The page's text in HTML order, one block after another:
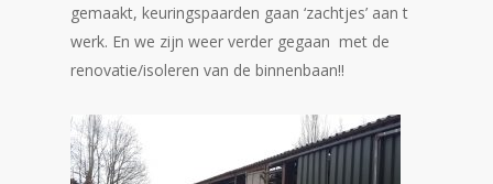
gemaakt, keuringspaarden gaan ‘zachtjes’ aan t
werk. En we zijn weer verder gegaan met de
renovatie/isoleren van de binnenbaan!!